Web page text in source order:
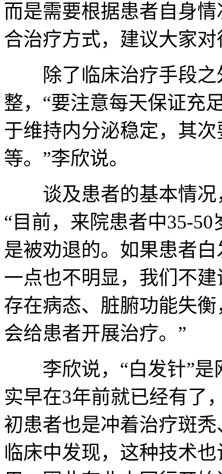
而是需要根据患者自身
合治疗方式，建议大家
除了临床治疗手段之
整，“要注意每天保证充
于维持内分泌稳定，其
等。”李欣说。
谈及患者的基本情况
“目前，来院患者中35-
是被劝退的。如果患者
一点也不明显，我们不
存在病态、脏腑功能失
会给患者开展治疗。”
李欣说，“白发针”是
实早在3年前就已经有了
初患者也是冲着治疗斑
临床中发现，这种技术